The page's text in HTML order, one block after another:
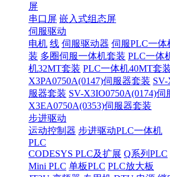
屏
串口屏 嵌入式组态屏
伺服驱动
电机 线 伺服驱动器 伺服PLC一体
装 多圈伺服一体机套装 PLC一体
机32MT套装 PLC一体机40MT套
X3PA0750A(0147)伺服器套装 SV-
服器套装 SV-X3IO0750A(0174)伺
X3EA0750A(0353)伺服器套装
步进驱动
运动控制器 步进驱动PLC一体机
PLC
CODESYS PLC及扩展 Q系列PLC
Mini PLC 单板PLC PLC放大板